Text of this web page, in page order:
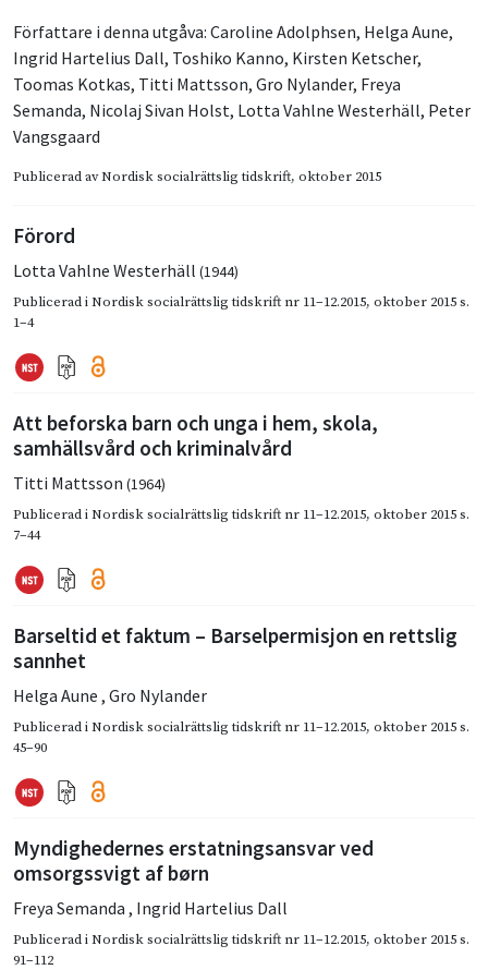
Författare i denna utgåva: Caroline Adolphsen, Helga Aune,
Ingrid Hartelius Dall, Toshiko Kanno, Kirsten Ketscher,
Toomas Kotkas, Titti Mattsson, Gro Nylander, Freya
Semanda, Nicolaj Sivan Holst, Lotta Vahlne Westerhäll, Peter
Vangsgaard
Publicerad avNordisk socialrättslig tidskrift, oktober 2015
Förord
Lotta Vahlne Westerhäll (1944)
Publicerad iNordisk socialrättslig tidskrift nr 11–12.2015, oktober 2015s.
1–4
Att beforska barn och unga i hem, skola,
samhällsvård och kriminalvård
Titti Mattsson (1964)
Publicerad iNordisk socialrättslig tidskrift nr 11–12.2015, oktober 2015s.
7–44
Barseltid et faktum – Barselpermisjon en rettslig
sannhet
Helga Aune , Gro Nylander
Publicerad iNordisk socialrättslig tidskrift nr 11–12.2015, oktober 2015s.
45–90
Myndighedernes erstatningsansvar ved
omsorgssvigt af børn
Freya Semanda , Ingrid Hartelius Dall
Publicerad iNordisk socialrättslig tidskrift nr 11–12.2015, oktober 2015s.
91–112